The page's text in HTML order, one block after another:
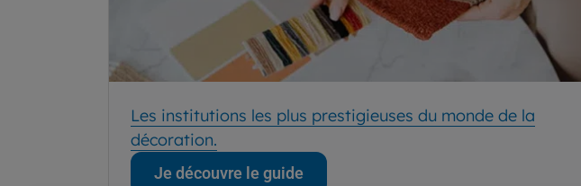
Les institutions les plus prestigieuses du monde de la
décoration.
Je découvre le guide